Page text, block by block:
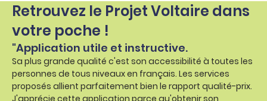
Retrouvez le Projet Voltaire dans
votre poche !
"Application utile et instructive.
Sa plus grande qualité c'est son accessibilité à toutes les
personnes de tous niveaux en français. Les services
proposés allient parfaitement bien le rapport qualité-prix.
J'apprécie cette application parce qu'obtenir son